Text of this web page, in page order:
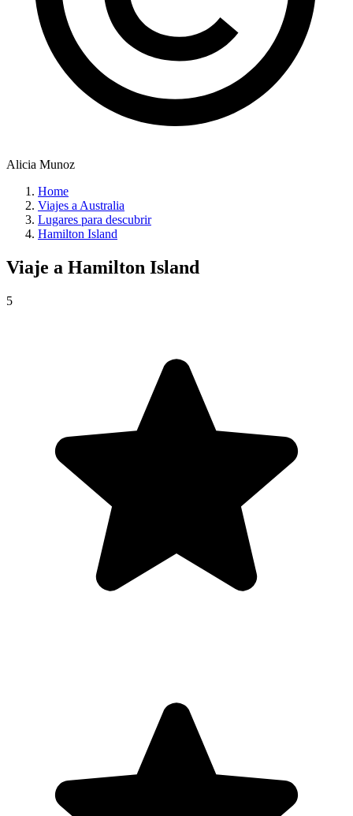
Alicia Munoz
Home
Viajes a Australia
Lugares para descubrir
Hamilton Island
Viaje a Hamilton Island
5